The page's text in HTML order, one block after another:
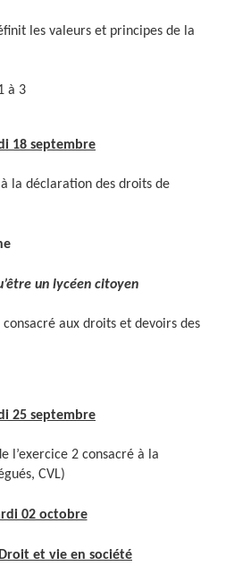
les valeurs et principes de la
à 3
18 septembre
à la déclaration des droits de
un lycéen citoyen
consacré aux droits et devoirs des
25 septembre
l’exercice 2 consacré à la
CVL)
02 octobre
et vie en société